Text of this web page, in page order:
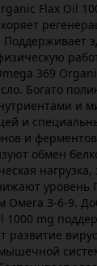
Flax Oil
369
Богато
и
и
и
обмен
нагрузка,
уровень
3-6-9.
1000 mg
развитие